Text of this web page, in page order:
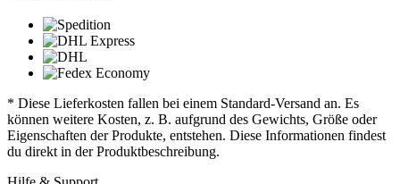
* Diese Lieferkosten fallen bei einem Standard-Versand an. Es
können weitere Kosten, z. B. aufgrund des Gewichts, Größe oder
Eigenschaften der Produkte, entstehen. Diese Informationen findest
du direkt in der Produktbeschreibung.